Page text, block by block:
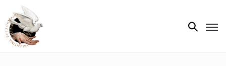
Biografie